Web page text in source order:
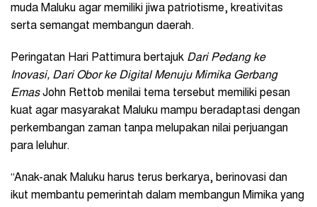
muda Maluku agar memiliki jiwa patriotisme, kreativitas
serta semangat membangun daerah.
Peringatan Hari Pattimura bertajuk Dari Pedang ke
Inovasi, Dari Obor ke Digital Menuju Mimika Gerbang
EmasJohn Rettob menilai tema tersebut memiliki pesan
kuat agar masyarakat Maluku mampu beradaptasi dengan
perkembangan zaman tanpa melupakan nilai perjuangan
para leluhur.
“Anak-anak Maluku harus terus berkarya, berinovasi dan
ikut membantu pemerintah dalam membangun Mimika yang